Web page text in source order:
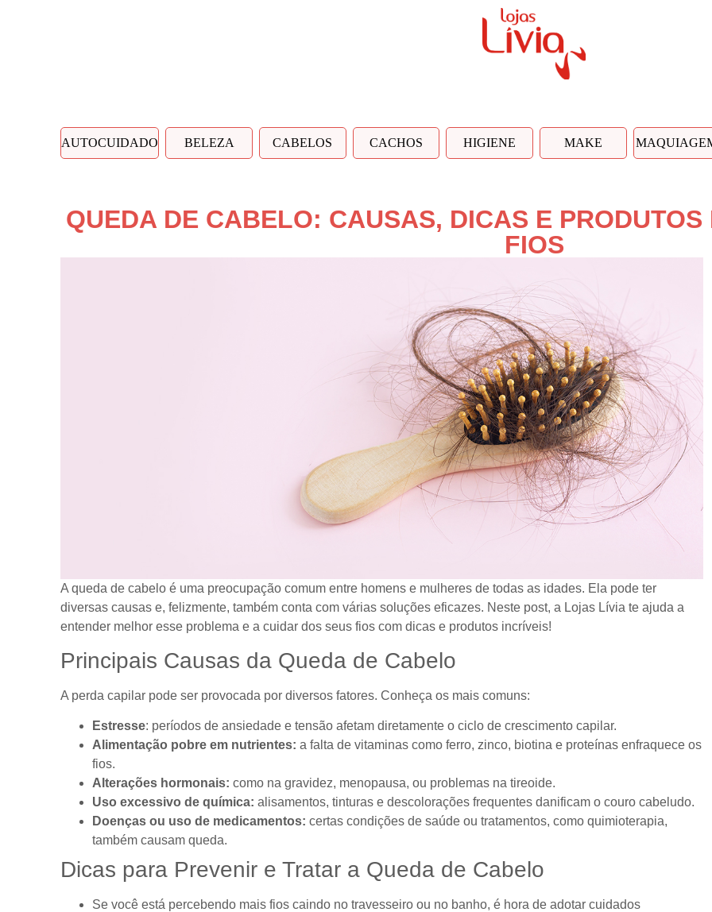
AUTOCUIDADO BELEZA CABELOS CACHOS HIGIENE MAKE
QUEDA DE CABELO: CAUSAS, DICAS E
FIOS
A queda de cabelo é uma preocupação comum entre homens e mulheres de todas as idades. Ela pode ter
diversas causas e, felizmente, também conta com várias soluções eficazes. Neste post, a Lojas Lívia te ajuda a
entender melhor esse problema e a cuidar dos seus fios com dicas e produtos incríveis!
Principais Causas da Queda de Cabelo
A perda capilar pode ser provocada por diversos fatores. Conheça os mais comuns:
Estresse: períodos de ansiedade e tensão afetam diretamente o ciclo de crescimento capilar.
Alimentação pobre em nutrientes: a falta de vitaminas como ferro, zinco, biotina e proteínas enfraquece os
fios.
Alterações hormonais: como na gravidez, menopausa, ou problemas na tireoide.
Uso excessivo de química: alisamentos, tinturas e descolorações frequentes danificam o couro cabeludo.
Doenças ou uso de medicamentos: certas condições de saúde ou tratamentos, como quimioterapia,
também causam queda.
Dicas para Prevenir e Tratar a Queda de Cabelo
Se você está percebendo mais fios caindo no travesseiro ou no banho, é hora de adotar cuidados